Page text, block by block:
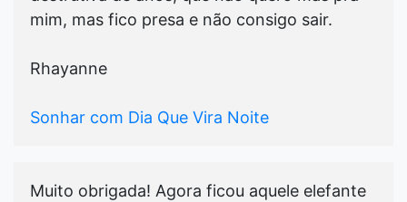
mim, mas fico presa e não consigo sair.
Rhayanne
Sonhar com Dia Que Vira Noite
Muito obrigada! Agora ficou aquele elefante